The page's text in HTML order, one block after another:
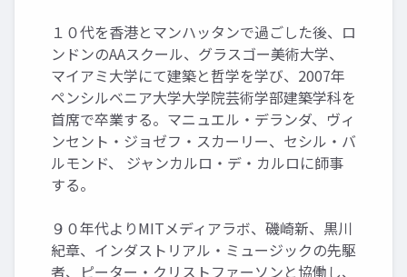
１０代を香港とマンハッタンで過ごした後、ロ
ンドンのAAスクール、グラスゴー美術大学、
マイアミ大学にて建築と哲学を学び、2007年
ペンシルベニア大学大学院芸術学部建築学科を
首席で卒業する。マニュエル・デランダ、ヴィ
ンセント・ジョゼフ・スカーリー、セシル・バ
ルモンド、 ジャンカルロ・デ・カルロに師事
する。
９０年代よりMITメディアラボ、磯崎新、黒川
紀章、インダストリアル・ミュージックの先駆
者、ピーター・クリストファーソンと協働し、